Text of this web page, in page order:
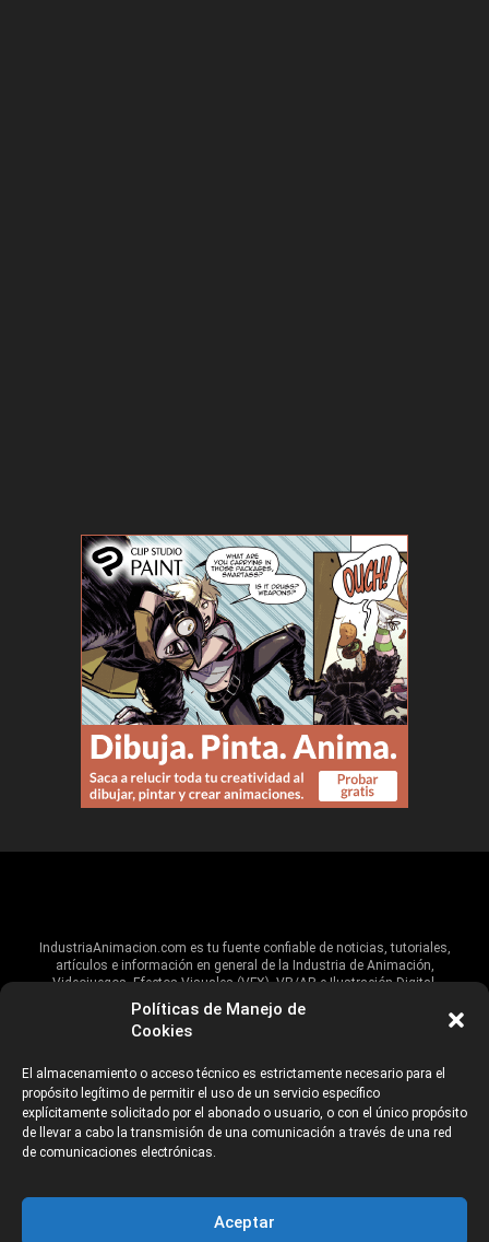
Políticas de Manejo de
Cookies
El almacenamiento o acceso técnico es estrictamente necesario para el
propósito legítimo de permitir el uso de un servicio específico
explícitamente solicitado por el abonado o usuario, o con el único propósito
de llevar a cabo la transmisión de una comunicación a través de una red
de comunicaciones electrónicas.
Aceptar
IndustriaAnimacion.com es tu fuente confiable de noticias, tutoriales,
artículos e información en general de la Industria de Animación,
Videojuegos, Efectos Visuales (VFX), VR/AR e Ilustración Digital.
Hablamos de estas industrias y su alcance global, pero damos un énfasis
especial al talento, estudios, escuelas, eventos y organizaciones que
ANUNCIANTES AVISO DE PRIVACIDAD
©2026 Industria Networks